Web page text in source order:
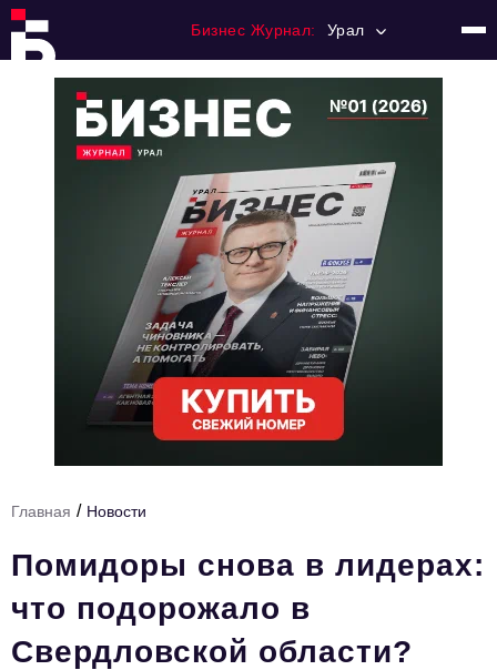
Бизнес Журнал: Урал
Тема номера
Технологии и тренды
Ниши и рынки
Цитаты
Главная / Новости
Помидоры снова в лидерах:
что подорожало в
Свердловской области?